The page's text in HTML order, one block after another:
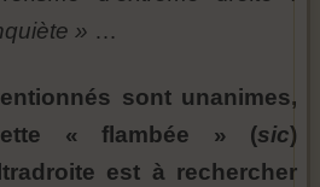
» …
sont unanimes,
« flambée » (sic)
est à rechercher